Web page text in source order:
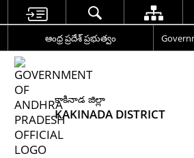
ఆంధ్ర ప్రదేశ్ ప్రభుత్వం
కాకినాడ జిల్లా
KAKINADA DISTRICT